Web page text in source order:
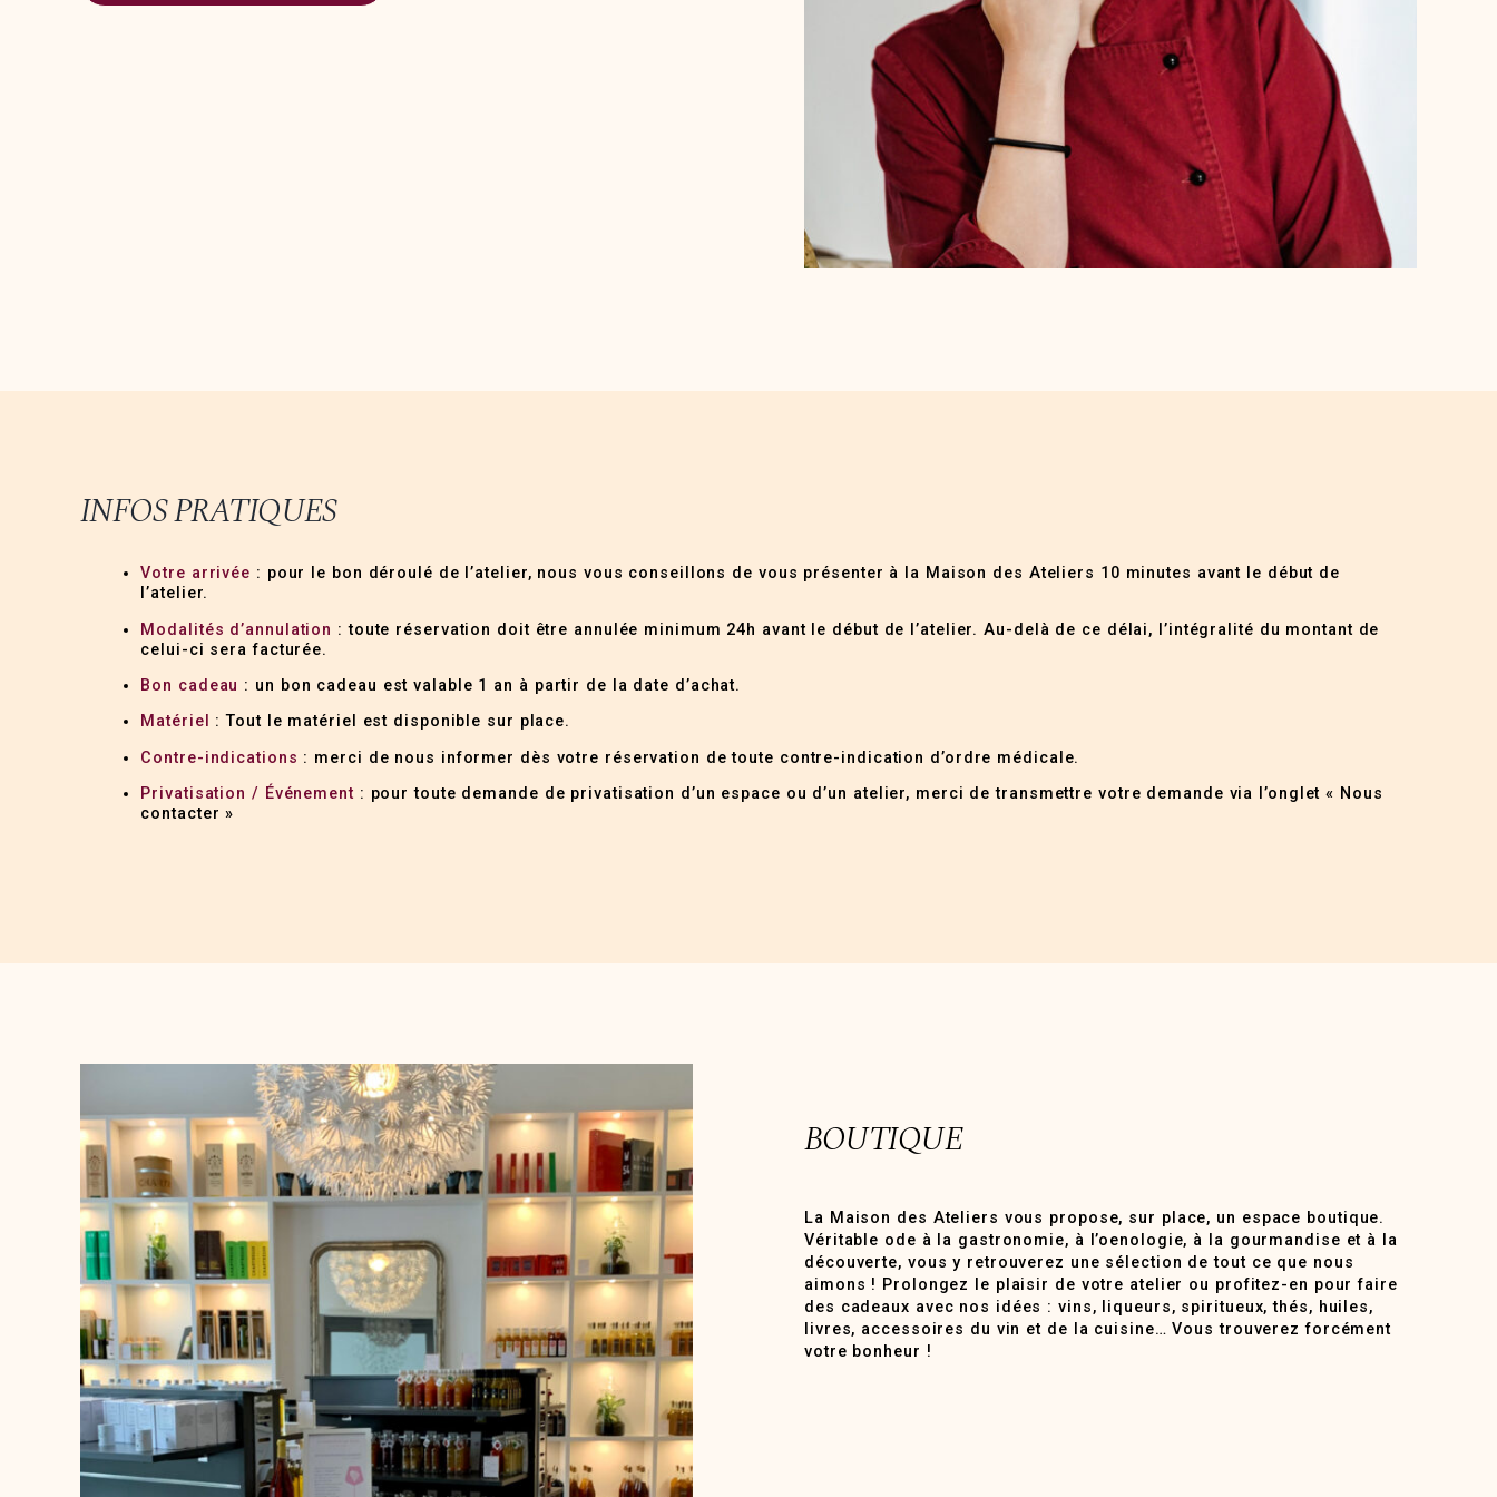
INFOS PRATIQUES
Votre arrivée : pour le bon déroulé de l’atelier, nous vous conseillons de vous présenter à la Maison des Ateliers 10 minutes avant le début de
l’atelier.
Modalités d’annulation : toute réservation doit être annulée minimum 24h avant le début de l’atelier. Au-delà de ce délai, l’intégralité du montant de
celui-ci sera facturée.
Bon cadeau : un bon cadeau est valable 1 an à partir de la date d’achat.
Matériel : Tout le matériel est disponible sur place.
Contre-indications : merci de nous informer dès votre réservation de toute contre-indication d’ordre médicale.
Privatisation / Événement : pour toute demande de privatisation d’un espace ou d’un atelier, merci de transmettre votre demande via l’onglet « Nous
contacter »
BOUTIQUE
La Maison des Ateliers vous propose, sur place, un espace boutique.
Véritable ode à la gastronomie, à l’oenologie, à la gourmandise et à la
découverte, vous y retrouverez une sélection de tout ce que nous
aimons ! Prolongez le plaisir de votre atelier ou profitez-en pour faire
des cadeaux avec nos idées : vins, liqueurs, spiritueux, thés, huiles,
livres, accessoires du vin et de la cuisine… Vous trouverez forcément
votre bonheur !